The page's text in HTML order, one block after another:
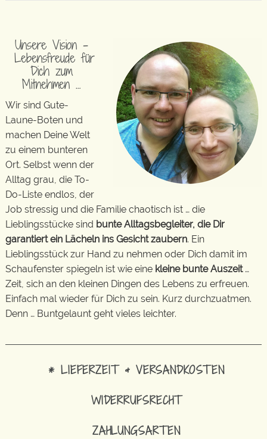
Unsere Vision –
Lebensfreude für
Dich zum
Mitnehmen …
Wir sind Gute-
Laune-Boten und
machen Deine Welt
zu einem bunteren
Ort. Selbst wenn der
Alltag grau, die To-
Do-Liste endlos, der
Job stressig und die Familie chaotisch ist … die
Lieblingsstücke sind bunte Alltagsbegleiter, die Dir
garantiert ein Lächeln ins Gesicht zaubern. Ein
Lieblingsstück zur Hand zu nehmen oder Dich damit im
Schaufenster spiegeln ist wie eine kleine bunte Auszeit…
Zeit, sich an den kleinen Dingen des Lebens zu erfreuen.
Einfach mal wieder für Dich zu sein. Kurz durchzuatmen.
Denn … Buntgelaunt geht vieles leichter.
* LIEFERZEIT & VERSANDKOSTEN
WIDERRUFSRECHT
ZAHLUNGSARTEN